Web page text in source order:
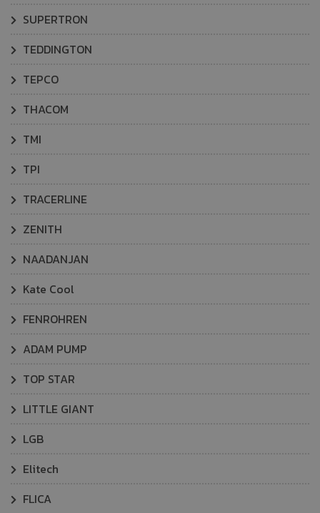
SUPERTRON
TEDDINGTON
TEPCO
THACOM
TMI
TPI
TRACERLINE
ZENITH
NAADANJAN
Kate Cool
FENROHREN
ADAM PUMP
TOP STAR
LITTLE GIANT
LGB
Elitech
FLICA